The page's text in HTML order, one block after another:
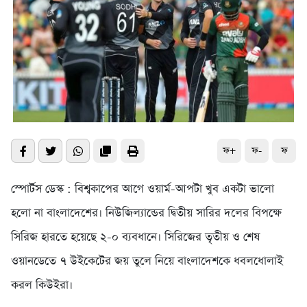
ফ+ ফ- ফ
স্পোর্টস ডেস্ক : বিশ্বকাপের আগে ওয়ার্ম-আপটা খুব একটা ভালো
হলো না বাংলাদেশের। নিউজিল্যান্ডের দ্বিতীয় সারির দলের বিপক্ষে
সিরিজ হারতে হয়েছে ২-০ ব্যবধানে। সিরিজের তৃতীয় ও শেষ
ওয়ানডেতে ৭ উইকেটের জয় তুলে নিয়ে বাংলাদেশকে ধবলধোলাই
করল কিউইরা।